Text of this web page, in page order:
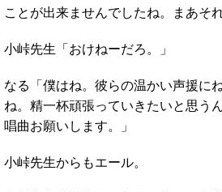
ことが出来ませんでしたね。まあそ
小峠先生「おけねーだろ。」
なる「僕はね。彼らの温かい声援に
ね。精一杯頑張っていきたいと思う
唱曲お願いします。」
小峠先生からもエール。